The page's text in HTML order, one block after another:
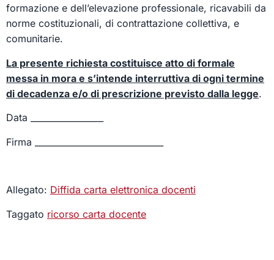
formazione e dell’elevazione professionale, ricavabili da
norme costituzionali, di contrattazione collettiva, e
comunitarie.
La presente richiesta costituisce atto di formale
messa in mora e s’intende interruttiva di ogni termine
di decadenza e/o di prescrizione previsto dalla legge.
Data _________________
Firma ______________________________
Allegato: Diffida carta elettronica docenti
Taggato ricorso carta docente